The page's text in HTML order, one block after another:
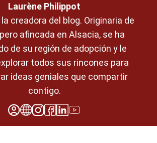
Laurène Philippot
creadora del blog. Originaria de
afincada en Alsacia, se ha
de su región de adopción y le
todos sus rincones para
ideas geniales que compartir
contigo.